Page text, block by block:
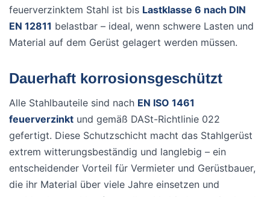
feuerverzinktem Stahl ist bis Lastklasse 6 nach DIN
EN 12811 belastbar – ideal, wenn schwere Lasten und
Material auf dem Gerüst gelagert werden müssen.
Dauerhaft korrosionsgeschützt
Alle Stahlbauteile sind nach EN ISO 1461
feuerverzinkt und gemäß DASt-Richtlinie 022
gefertigt. Diese Schutzschicht macht das Stahlgerüst
extrem witterungsbeständig und langlebig – ein
entscheidender Vorteil für Vermieter und Gerüstbauer,
die ihr Material über viele Jahre einsetzen und